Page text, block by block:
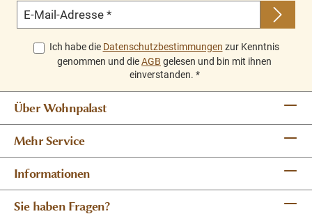
E-Mail-Adresse *
Ich habe die Datenschutzbestimmungen zur Kenntnis
genommen und dieAGB gelesen und bin mit ihnen
einverstanden. *
Über Wohnpalast
Mehr Service
Informationen
Sie haben Fragen?